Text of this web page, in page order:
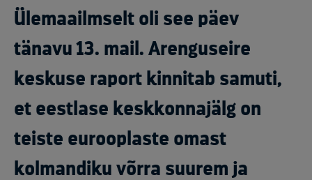
Ülemaailmselt oli see päev
tänavu 13. mail. Arenguseire
keskuse raport kinnitab samuti,
et eestlase keskkonnajälg on
teiste eurooplaste omast
kolmandiku võrra suurem ja